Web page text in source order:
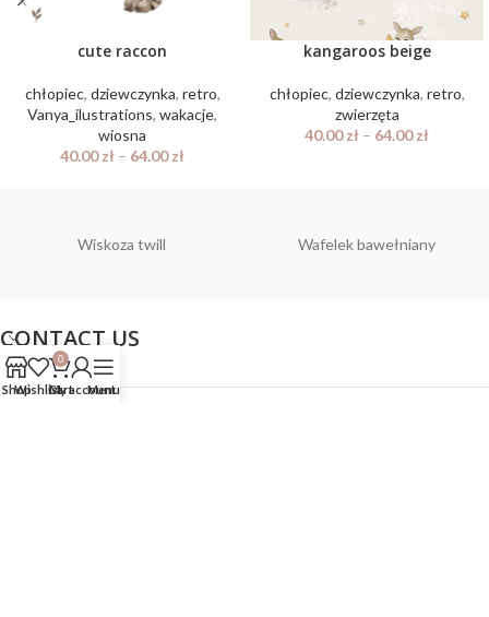
cute raccon
chłopiec, dziewczynka, retro,
Vanya_ilustrations, wakacje,
wiosna
40.00zł – 64.00zł
kangaroos beige
chłopiec, dziewczynka, retro,
zwierzęta
40.00zł – 64.00zł
Wiskoza twill Wafelek bawełniany
CONTACT US
ShopWishlist
0
Cart
My account
Menu